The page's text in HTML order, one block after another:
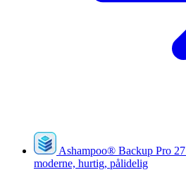
Ashampoo® Backup Pro 27
moderne, hurtig, pålidelig